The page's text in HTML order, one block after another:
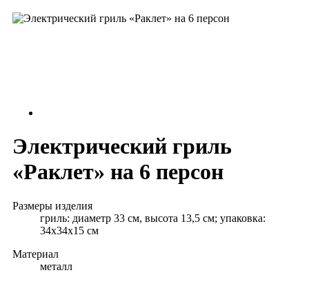
Электрический гриль
«Раклет» на 6 персон
Размеры изделия
гриль: диаметр 33 см, высота 13,5 см; упаковка:
34х34х15 см
Материал
металл